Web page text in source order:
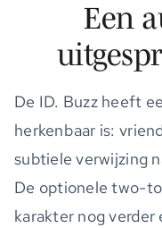
Een
De ID. Buzz heeft
herkenbaar is:
subtiele verwijzing
De optionele two-
karakter nog